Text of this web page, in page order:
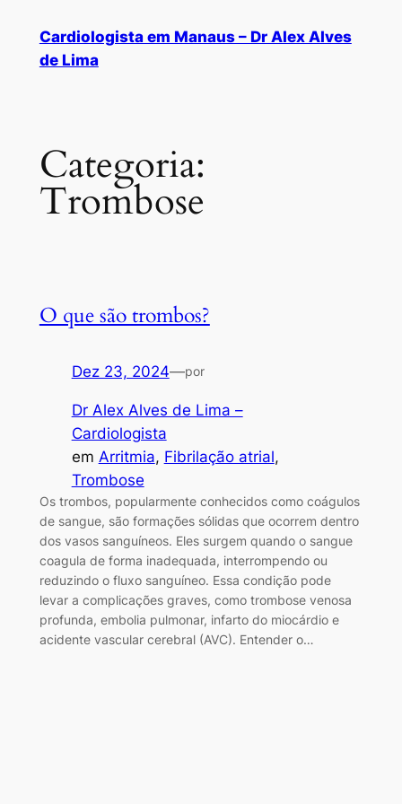
Cardiologista em Manaus – Dr Alex Alves
de Lima
Categoria:
Trombose
O que são trombos?
Dez 23, 2024—por
Dr Alex Alves de Lima –
Cardiologista
em Arritmia, Fibrilação atrial
Trombose
Os trombos, popularmente conhecidos como coágulos
de sangue, são formações sólidas que ocorrem dentro
dos vasos sanguíneos. Eles surgem quando o sangue
coagula de forma inadequada, interrompendo ou
reduzindo o fluxo sanguíneo. Essa condição pode
levar a complicações graves, como trombose venosa
profunda, embolia pulmonar, infarto do miocárdio e
acidente vascular cerebral (AVC). Entender o…